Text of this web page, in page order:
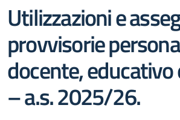
Utilizzazioni e
provvisorie
docente, educativo
– a.s. 2025/26.